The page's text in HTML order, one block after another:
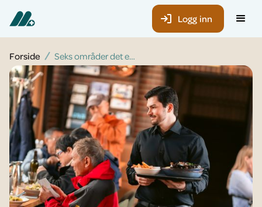
Logg inn
Forside Seks områder det er lett å glippe på i en travel hverdag – slik sikrer du deg før Mattilsynet kommer